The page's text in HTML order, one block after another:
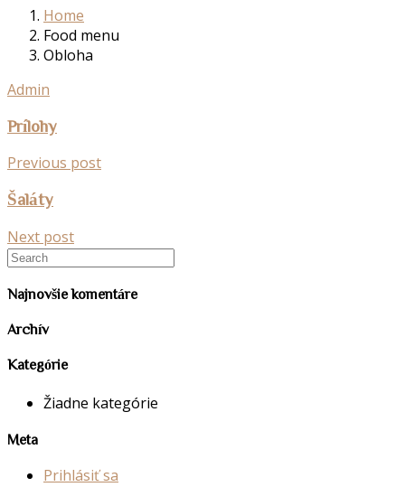
Home
Food menu
Obloha
Admin
Prílohy
Previous post
Šaláty
Next post
Najnovšie komentáre
Archív
Kategórie
Žiadne kategórie
Meta
Prihlásiť sa